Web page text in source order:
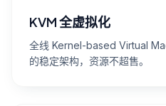
KVM 全虚拟化
全线 Kernel-based Virtual
的稳定架构，资源不超售。